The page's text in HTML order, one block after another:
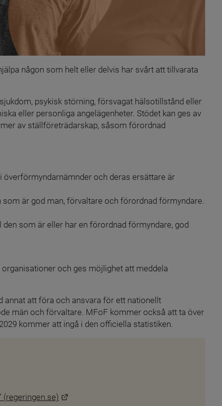
någon som helt eller delvis har svårt att tillvarata
psykisk störning, försvagat hälsotillstånd eller
eller personliga angelägenheter. Stödet kan ges av
av ställföreträdarskap, såsom förordnad
överförmyndarnämnder och deras ersättare är
är god man, förvaltare och förordnad förmyndare.
som är eller har en förordnad förmyndare, god
och ges möjlighet att meddela
annat att föra och ansvara för ett nationellt
män och förvaltare. MFoF kommer också att ta över
kommer att ingå i den officiella statistiken.
annan webbplats.
annan webbplats.
(regeringen.se)
Länk till annan webbplats.